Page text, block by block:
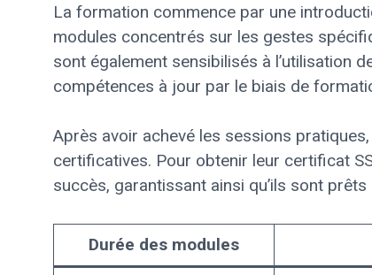
La formation commence par une
modules concentrés sur les gestes
sont également sensibilisés à l’utilisation
compétences à jour par le biais de
Après avoir achevé les sessions
certificatives. Pour obtenir leur certificat
succès, garantissant ainsi qu’ils sont
Durée des modules